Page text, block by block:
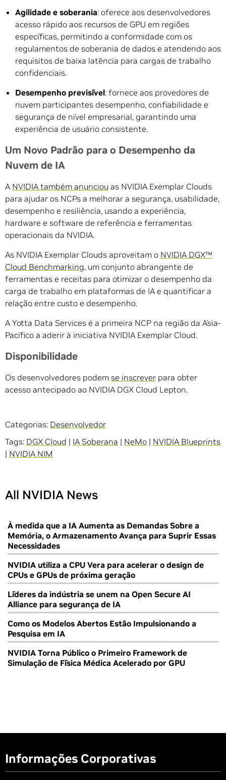
Agilidade e soberania: oferece aos desenvolvedores
acesso rápido aos recursos de GPU em regiões
específicas, permitindo a conformidade com os
regulamentos de soberania de dados e atendendo aos
requisitos de baixa latência para cargas de trabalho
confidenciais.
Desempenho previsível: fornece aos provedores de
nuvem participantes desempenho, confiabilidade e
segurança de nível empresarial, garantindo uma
experiência de usuário consistente.
Um Novo Padrão para o Desempenho da
Nuvem de IA
A NVIDIA também anunciou as NVIDIA Exemplar Clouds
para ajudar os NCPs a melhorar a segurança, usabilidade,
desempenho e resiliência, usando a experiência,
hardware e software de referência e ferramentas
operacionais da NVIDIA.
As NVIDIA Exemplar Clouds aproveitam o NVIDIA DGX™
Cloud Benchmarking, um conjunto abrangente de
ferramentas e receitas para otimizar o desempenho da
carga de trabalho em plataformas de IA e quantificar a
relação entre custo e desempenho.
A Yotta Data Services é a primeira NCP na região da Ásia-
Pacífico a aderir à iniciativa NVIDIA Exemplar Cloud.
Disponibilidade
Os desenvolvedores podem se inscrever para obter
acesso antecipado ao NVIDIA DGX Cloud Lepton.
Categorias: Desenvolvedor
Tags: DGX Cloud | IA Soberana | NeMo | NVIDIA Blueprints
| NVIDIA NIM
All NVIDIA News
À medida que a IA Aumenta as Demandas Sobre a
Memória, o Armazenamento Avança para Suprir Essas
Necessidades
NVIDIA utiliza a CPU Vera para acelerar o design de
CPUs e GPUs de próxima geração
Líderes da indústria se unem na Open Secure AI
Alliance para segurança de IA
Como os Modelos Abertos Estão Impulsionando a
Pesquisa em IA
NVIDIA Torna Público o Primeiro Framework de
Simulação de Física Médica Acelerado por GPU
Informações Corporativas